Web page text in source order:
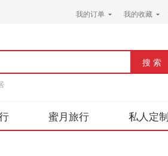
我的订单 我的收藏
蜜月旅行 私人定制